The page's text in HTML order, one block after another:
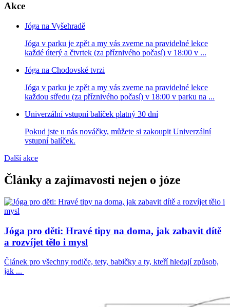
Akce
Jóga na Vyšehradě
Jóga v parku je zpět a my vás zveme na pravidelné lekce
každé úterý a čtvrtek (za příznivého počasí) v 18:00 v ...
Jóga na Chodovské tvrzi
Jóga v parku je zpět a my vás zveme na pravidelné lekce
každou středu (za příznivého počasí) v 18:00 v parku na ...
Univerzální vstupní balíček platný 30 dní
Pokud jste u nás nováčky, můžete si zakoupit Univerzální
vstupní balíček.
Další akce
Články a zajímavosti nejen o józe
Jóga pro děti: Hravé tipy na doma, jak zabavit dítě
a rozvíjet tělo i mysl
Článek pro všechny rodiče, tety, babičky a ty, kteří hledají způsob,
jak ...